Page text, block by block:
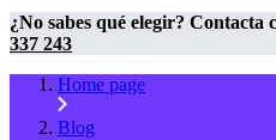
¿No sabes qué elegir? Contacta
337 243
Home page
Blog